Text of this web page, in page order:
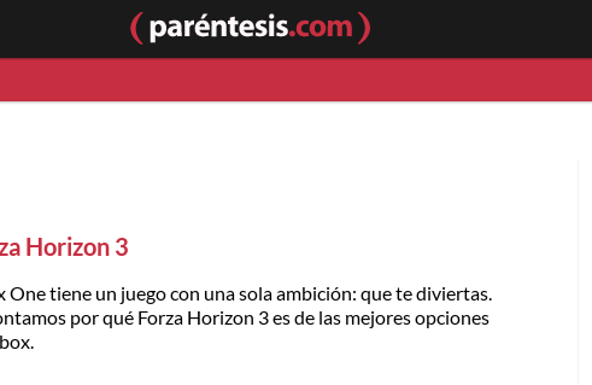
Horizon 3
One tiene un juego con una sola ambición: que te diviertas.
por qué Forza Horizon 3 es de las mejores opciones